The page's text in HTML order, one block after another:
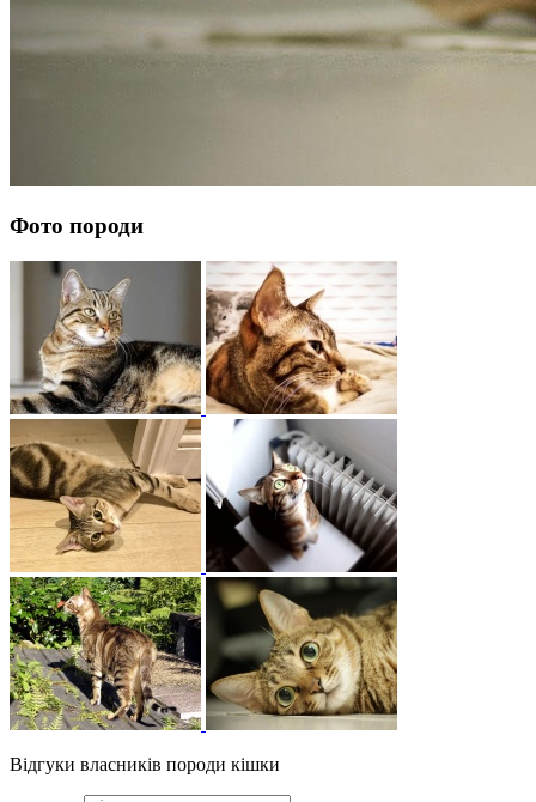
Фото породи
Відгуки власників породи кішки